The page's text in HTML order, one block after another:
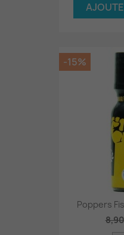
Poppers
-15%